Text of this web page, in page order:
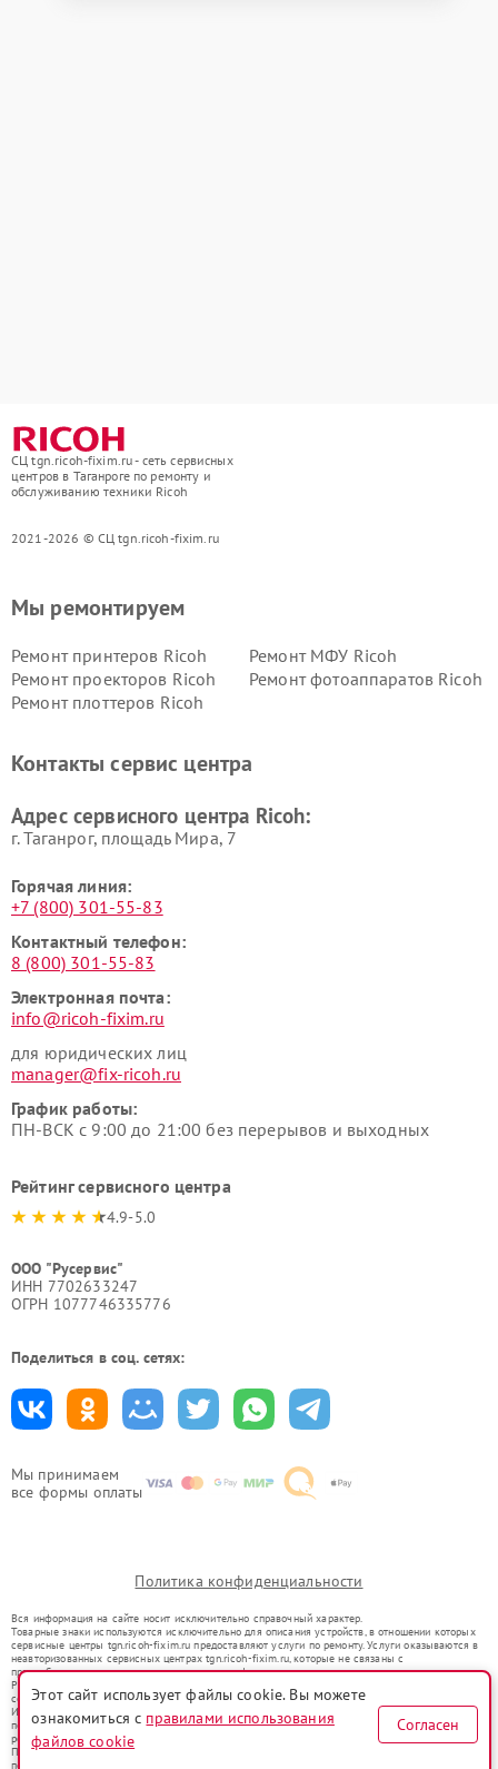
СЦ tgn.ricoh-fixim.ru - сеть сервисных
центров в Таганроге по ремонту и
обслуживанию техники Ricoh
2021-2026 © СЦ tgn.ricoh-fixim.ru
Мы принимаем
все формы оплаты
Мы ремонтируем
Ремонт принтеров Ricoh
Ремонт МФУ Ricoh
Ремонт проекторов Ricoh
Ремонт фотоаппаратов Ricoh
Ремонт плоттеров Ricoh
Контакты сервис центра
Адрес сервисного центра Ricoh:
г. Таганрог, площадь Мира, 7
Горячая линия:
+7 (800) 301-55-83
Контактный телефон:
8 (800) 301-55-83
Электронная почта:
info@ricoh-fixim.ru
для юридических лиц
manager@fix-ricoh.ru
График работы:
ПН-ВСК с 9:00 до 21:00 без перерывов и выходных
Рейтинг сервисного центра
4.9-5.0
ООО "Русервис"
ИНН 7702633247
ОГРН 1077746335776
Поделиться в соц. сетях:
Политика конфиденциальности
Вся информация на сайте носит исключительно справочный характер.
Товарные знаки используются исключительно для описания устройств, в отношении которых
сервисные центры tgn.ricoh-fixim.ru предоставляют услуги по ремонту. Услуги оказываются в
неавторизованных сервисных центрах tgn.ricoh-fixim.ru, которые не связаны с
правообладателями товарных знаков или их официальными представителями.
Ремонт осуществляется для устройств, уже введенных в гражданский оборот в соответствии
со статьей 1487 ГК РФ.
Использование товарных знаков не преследует цели индивидуализации услуг или введения
потребителей в заблуждение, а служит для информирования о предоставляемых услугах по
ремонту техники указанных брендов.
Представленная на сайте информация не является публичной офертой, определяемой
положениями Статьи 437(2) Гражданского кодекса РФ
Этот сайт использует файлы cookie. Вы можете
ознакомиться с правилами использования
файлов cookie
Согласен